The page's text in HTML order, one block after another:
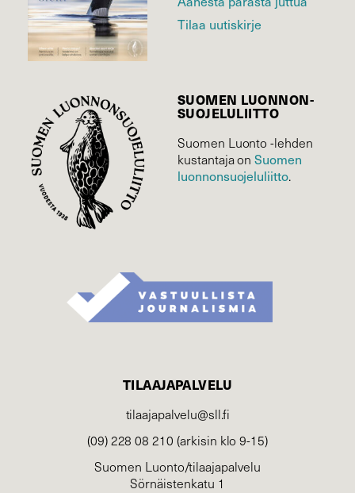
Tilaa uutiskirje
SUOMEN LUONNON­
SUOJELU­LIITTO
Suomen Luonto -lehden
kustantaja onSuomen
luonnonsuojelu­liitto.
TILAAJAPALVELU
tilaajapalvelu@sll.fi
(09) 228 08 210 (arkisin klo 9-15)
Suomen Luonto/tilaajapalvelu
Sörnäistenkatu 1